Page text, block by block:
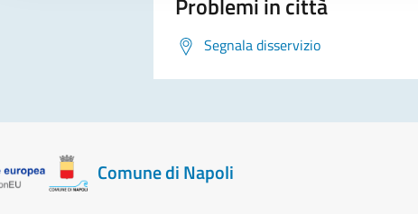
Segnala disservizio
Comune di Napoli